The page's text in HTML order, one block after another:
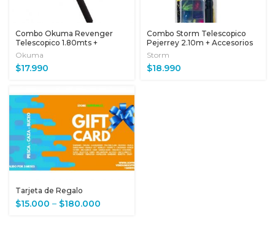
Combo Okuma Revenger
Telescopico 1.80mts +
Accesorios
Okuma
$17.990
Combo Storm Telescopico
Pejerrey 2.10m + Accesorios
Storm
$18.990
Tarjeta de Regalo
$15.000 – $180.000